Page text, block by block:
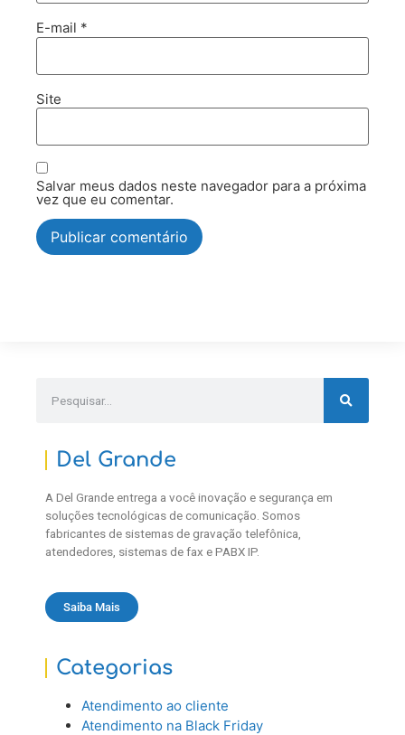
E-mail *
Site
Salvar meus dados neste navegador para a próxima
vez que eu comentar.
Del Grande
A Del Grande entrega a você inovação e segurança em
soluções tecnológicas de comunicação. Somos
fabricantes de sistemas de gravação telefônica,
atendedores, sistemas de fax e PABX IP.
Saiba Mais
Categorias
Atendimento ao cliente
Atendimento na Black Friday